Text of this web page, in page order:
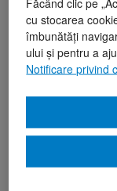
cu stocarea
îmbunătăți
ului și pentru a
Notificare privind